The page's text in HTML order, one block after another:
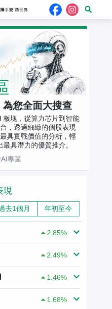
您全面大搜查
板塊，從算力芯片到智能
，透過細緻的個股表現
具實戰價值的分析，輕
具潛力的優質推介。
專區
現
去1個月 年初至今
2.85%
2.49%
1.46%
1.68%